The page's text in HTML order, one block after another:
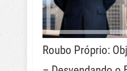
Roubo Próprio: